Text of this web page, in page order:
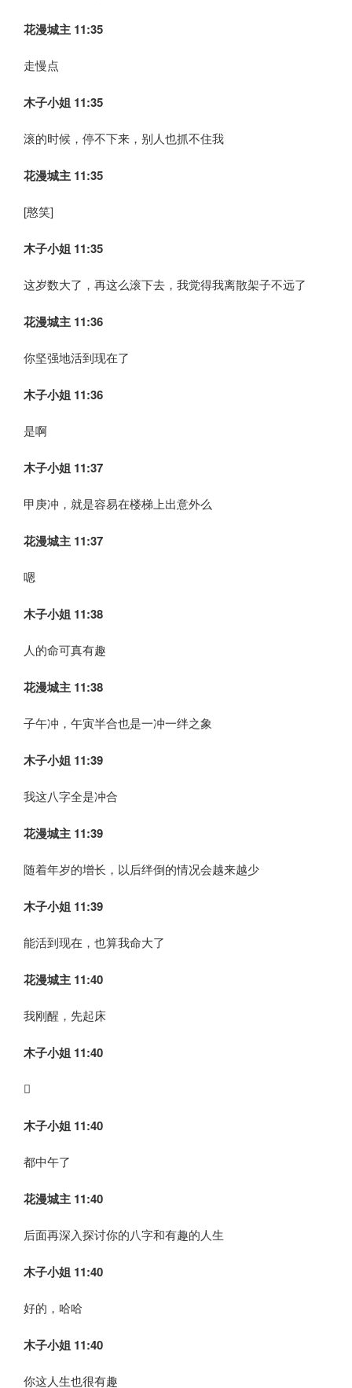
花漫城主 11:35
走慢点
木子小姐 11:35
滚的时候，停不下来，别人也抓不住我
花漫城主 11:35
[憨笑]
木子小姐 11:35
这岁数大了，再这么滚下去，我觉得我离散架子不远了
花漫城主 11:36
你坚强地活到现在了
木子小姐 11:36
是啊
木子小姐 11:37
甲庚冲，就是容易在楼梯上出意外么
花漫城主 11:37
嗯
木子小姐 11:38
人的命可真有趣
花漫城主 11:38
子午冲，午寅半合也是一冲一绊之象
木子小姐 11:39
我这八字全是冲合
花漫城主 11:39
随着年岁的增长，以后绊倒的情况会越来越少
木子小姐 11:39
能活到现在，也算我命大了
花漫城主 11:40
我刚醒，先起床
木子小姐 11:40

木子小姐 11:40
都中午了
花漫城主 11:40
后面再深入探讨你的八字和有趣的人生
木子小姐 11:40
好的，哈哈
木子小姐 11:40
你这人生也很有趣